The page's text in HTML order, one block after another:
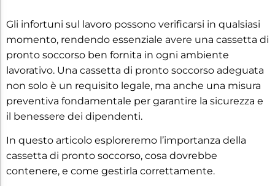
Gli infortuni sul lavoro possono verificarsi in qualsiasi
momento, rendendo essenziale avere una cassetta di
pronto soccorso ben fornita in ogni ambiente
lavorativo. Una cassetta di pronto soccorso adeguata
non solo è un requisito legale, ma anche una misura
preventiva fondamentale per garantire la sicurezza e
il benessere dei dipendenti.
In questo articolo esploreremo l’importanza della
cassetta di pronto soccorso, cosa dovrebbe
contenere, e come gestirla correttamente.